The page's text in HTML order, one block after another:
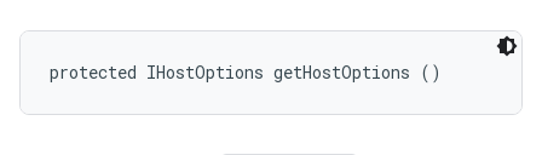
protected IHostOptions getHostOptions ()